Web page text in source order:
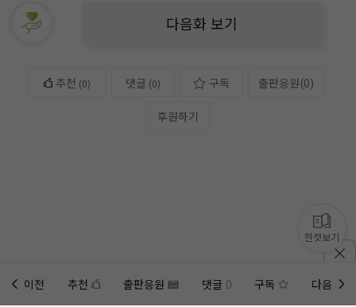
다음화 보기
추천 (0) 댓글 (0) 구독 출판응원(0)
후원하기
이전 추천 출판응원 댓글 0 구독 다음
한컷보기
홈에미노벨 웹추가하기 미노벨 앱설치하기